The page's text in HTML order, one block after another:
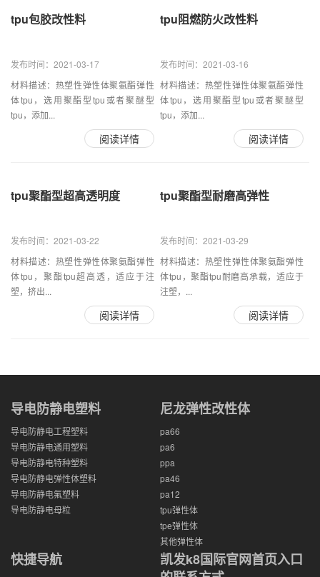
tpu包胶改性料
发布时间：2021-03-17
材料描述：热塑性弹性体聚氨酯弹性
体tpu，选用聚酯型tpu或者聚醚型
tpu，添加...
阅读详情
tpu阻燃防火改性料
发布时间：2021-03-16
材料描述：热塑性弹性体聚氨酯弹性
体tpu，选用聚酯型tpu或者聚醚型
tpu，添加...
阅读详情
tpu聚酯型超高透明度
发布时间：2021-03-22
材料描述：热塑性弹性体聚氨酯弹性
体tpu，聚酯tpu超高透，适应于注
塑，挤出...
阅读详情
tpu聚酯型耐磨高弹性
发布时间：2021-03-29
材料描述：热塑性弹性体聚氨酯弹性
体tpu，聚酯tpu耐磨高承载，适应于
注塑，...
阅读详情
导电防静电塑料
导电防静电工程塑料
导电防静电通用塑料
导电防静电特种塑料
导电防静电弹性体塑料
导电防静电氟塑料
导电防静电母粒
尼龙弹性改性体
pa66
pa6
ppa
pa46
pa12
tpu弹性体
tpe弹性体
其他弹性体
快捷导航
凯发k8国际官网首页入口